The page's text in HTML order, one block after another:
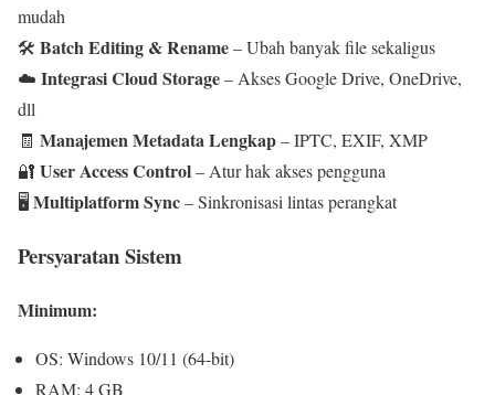
mudah
🛠️ Batch Editing & Rename– Ubah banyak file sekaligus
☁️ Integrasi Cloud Storage– Akses Google Drive, OneDrive,
dll
🧾 Manajemen Metadata Lengkap– IPTC, EXIF, XMP
🔐 User Access Control– Atur hak akses pengguna
🖥️ Multiplatform Sync– Sinkronisasi lintas perangkat
Persyaratan Sistem
Minimum:
OS: Windows 10/11 (64-bit)
RAM: 4 GB